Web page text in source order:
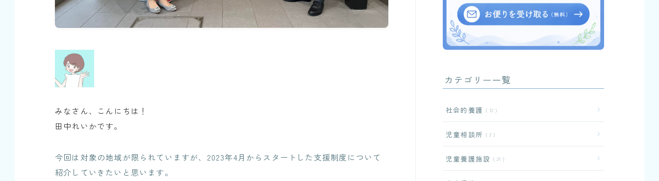
みなさん、こんにちは！
田中れいかです。
今回は対象の地域が限られていますが、2023年4月からスタートした支援制度について
紹介していきたいと思います。
カテゴリー一覧
社会的養護 12
児童相談所 2
児童養護施設 21